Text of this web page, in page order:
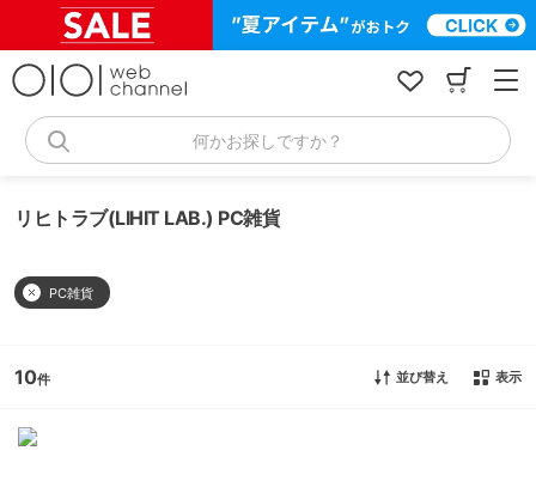
何かお探しですか？
リヒトラブ(LIHIT LAB.) PC雑貨
PC雑貨
10 並び替え 表示